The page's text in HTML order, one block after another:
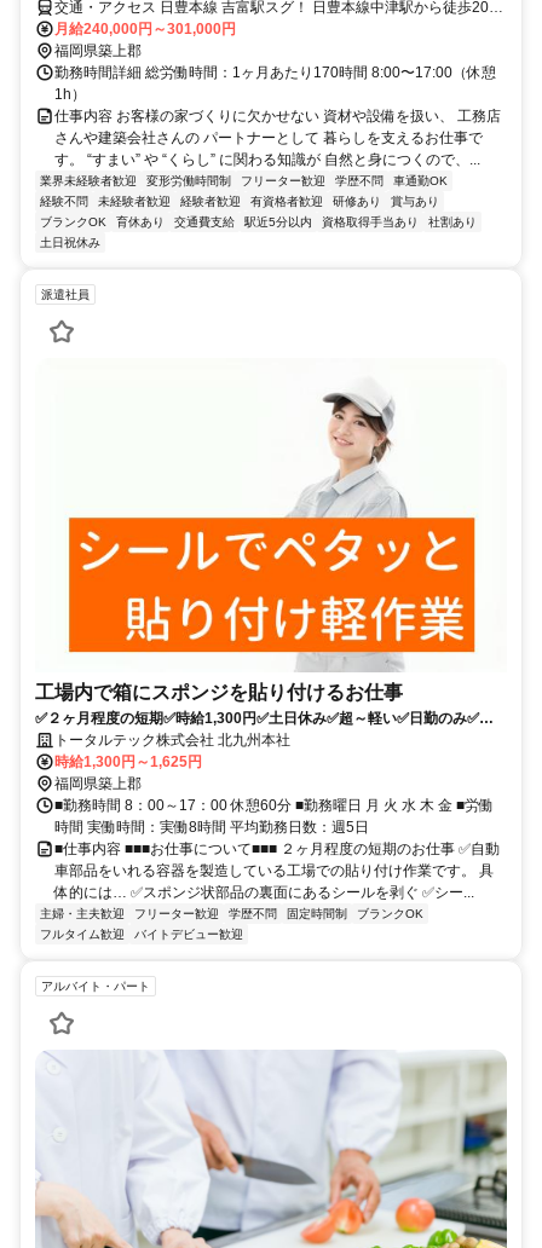
交通・アクセス 日豊本線 吉富駅スグ！ 日豊本線中津駅から徒歩20分
／車6分
月給240,000円～301,000円
福岡県築上郡
勤務時間詳細 総労働時間：1ヶ月あたり170時間 8:00〜17:00（休憩
1h）
仕事内容 お客様の家づくりに欠かせない 資材や設備を扱い、 工務店
さんや建築会社さんの パートナーとして 暮らしを支えるお仕事で
す。 “すまい” や “くらし” に関わる知識が 自然と身につくので、...
業界未経験者歓迎 変形労働時間制 フリーター歓迎 学歴不問
車通勤OK
経験不問
未経験者歓迎 経験者歓迎 有資格者歓迎 研修あり
賞与あり
ブランクOK
育休あり 交通費支給 駅近5分以内 資格取得手当あり
社割あり
土日祝休み
派遣社員
工場内で箱にスポンジを貼り付けるお仕事
✅２ヶ月程度の短期✅時給1,300円✅土日休み✅超～軽い✅日勤のみ✅未
経験可能✅もくもく作業
トータルテック株式会社 北九州本社
時給1,300円～1,625円
福岡県築上郡
■勤務時間 8：00～17：00 休憩60分 ■勤務曜日 月 火 水 木 金 ■労働
時間 実働時間：実働8時間 平均勤務日数：週5日
■仕事内容 ■■■お仕事について■■■ ２ヶ月程度の短期のお仕事 ✅自動
車部品をいれる容器を製造している工場での貼り付け作業です。 具
体的には… ✅スポンジ状部品の裏面にあるシールを剥ぐ ✅シー...
主婦・主夫歓迎 フリーター歓迎 学歴不問 固定時間制
ブランクOK
フルタイム歓迎
バイトデビュー歓迎
アルバイト・パート